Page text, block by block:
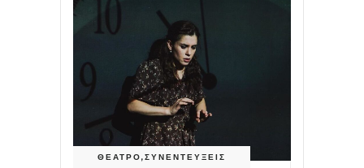
ΘΕΑΤΡΟ,ΣΥΝΕΝΤΕΥΞΕΙΣ